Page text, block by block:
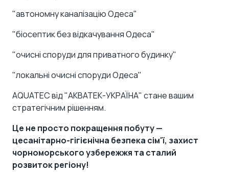
"автономну каналізацію Одеса"
"біосептик без відкачування Одеса"
"очисні споруди для приватного будинку"
"локальні очисні споруди Одеса"
AQUATEC від "АКВАТЕК-УКРАЇНА" стане вашим
стратегічним рішенням.
Це не просто покращення побуту —
цесанітарно-гігієнічна безпека сім'ї, захист
чорноморського узбережжя та сталий
розвиток регіону!